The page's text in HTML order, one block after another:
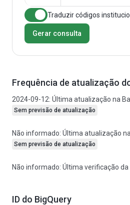
Traduzir códigos
Gerar consulta
Frequência de atualização
2024-09-12: Última atualização na
Sem previsão de atualização
Não informado: Última atualização
Sem previsão de atualização
Não informado: Última verificação da
ID do BigQuery